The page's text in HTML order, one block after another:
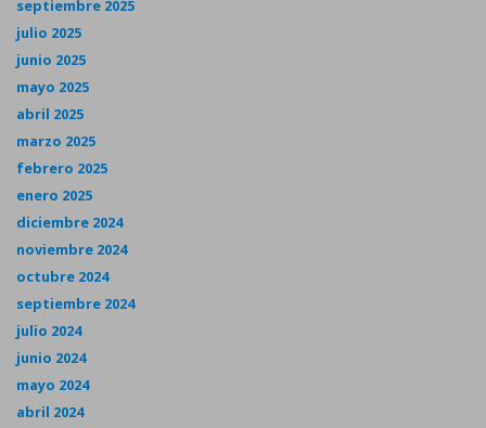
septiembre 2025
julio 2025
junio 2025
mayo 2025
abril 2025
marzo 2025
febrero 2025
enero 2025
diciembre 2024
noviembre 2024
octubre 2024
septiembre 2024
julio 2024
junio 2024
mayo 2024
abril 2024